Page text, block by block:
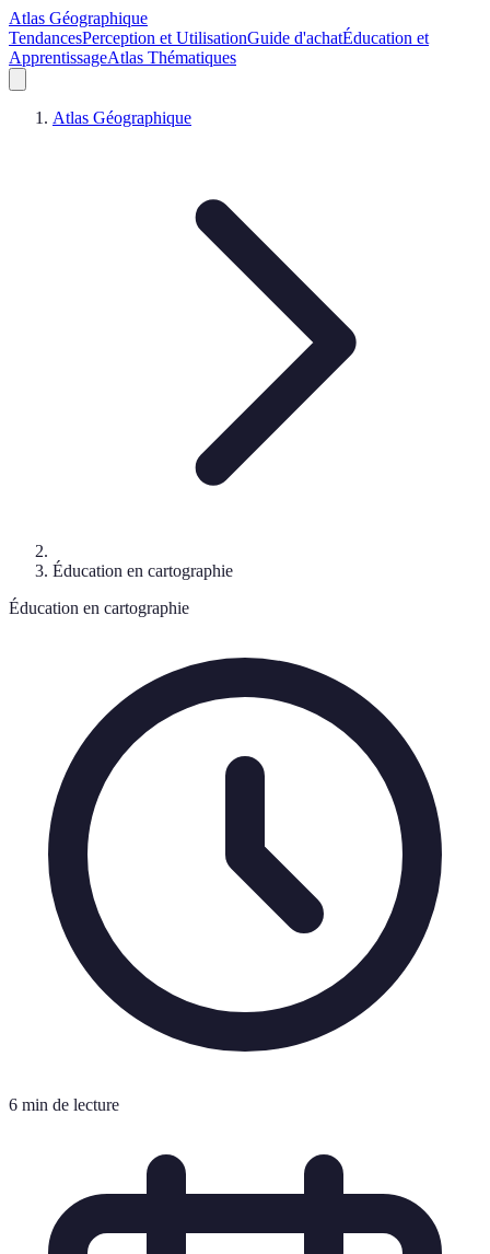
Atlas Géographique
TendancesPerception et UtilisationGuide d'achatÉducation et
ApprentissageAtlas Thématiques
Atlas Géographique
Éducation en cartographie
Éducation en cartographie
6 min de lecture